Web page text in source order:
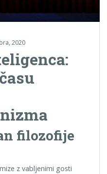
2020
filozofije
z vabljenimi gosti